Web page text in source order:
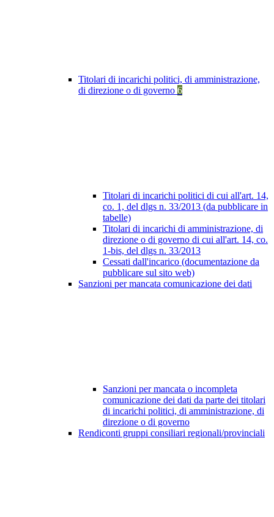
Titolari di incarichi politici, di amministrazione,
di direzione o di governo 6
Titolari di incarichi politici di cui all'art. 14,
co. 1, del dlgs n. 33/2013 (da pubblicare in
tabelle)
Titolari di incarichi di amministrazione, di
direzione o di governo di cui all'art. 14, co.
1-bis, del dlgs n. 33/2013
Cessati dall'incarico (documentazione da
pubblicare sul sito web)
Sanzioni per mancata comunicazione dei dati
Sanzioni per mancata o incompleta
comunicazione dei dati da parte dei titolari
di incarichi politici, di amministrazione, di
direzione o di governo
Rendiconti gruppi consiliari regionali/provinciali